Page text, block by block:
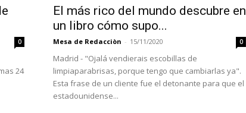
0
24
El más rico del mundo descubre en
un libro cómo supo...
Mesa de Redacciòn - 15/11/2020 0
Madrid - "Ojalá vendierais escobillas de
limpiaparabrisas, porque tengo que cambiarlas ya".
Esta frase de un cliente fue el detonante para que el
estadounidense...